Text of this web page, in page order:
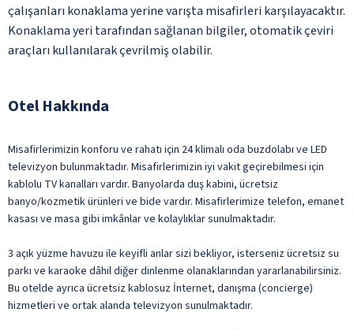
çalışanları konaklama yerine varışta misafirleri karşılayacaktır.
Konaklama yeri tarafından sağlanan bilgiler, otomatik çeviri
araçları kullanılarak çevrilmiş olabilir.
Otel Hakkında
Misafirlerimizin konforu ve rahatı için 24 klimalı oda buzdolabı ve LED
televizyon bulunmaktadır. Misafirlerimizin iyi vakit geçirebilmesi için
kablolu TV kanalları vardır. Banyolarda duş kabini, ücretsiz
banyo/kozmetik ürünleri ve bide vardır. Misafirlerimize telefon, emanet
kasası ve masa gibi imkânlar ve kolaylıklar sunulmaktadır.
3 açık yüzme havuzu ile keyifli anlar sizi bekliyor, isterseniz ücretsiz su
parkı ve karaoke dâhil diğer dinlenme olanaklarından yararlanabilirsiniz.
Bu otelde ayrıca ücretsiz kablosuz İnternet, danışma (concierge)
hizmetleri ve ortak alanda televizyon sunulmaktadır.